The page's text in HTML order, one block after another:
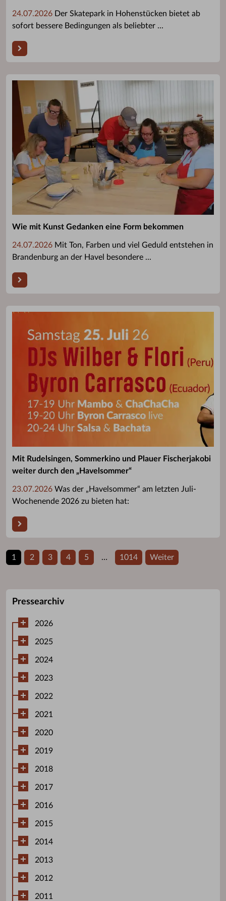
24.07.2026 Der Skatepark in Hohenstücken bietet ab
sofort bessere Bedingungen als beliebter ...
Wie mit Kunst Gedanken eine Form bekommen
24.07.2026 Mit Ton, Farben und viel Geduld entstehen in
Brandenburg an der Havel besondere ...
Mit Rudelsingen, Sommerkino und Plauer Fischerjakobi
weiter durch den „Havelsommer“
23.07.2026 Was der „Havelsommer“ am letzten Juli-
Wochenende 2026 zu bieten hat:
1 2 3 4 5 … 1014 Weiter
Pressearchiv
2026
2025
2024
2023
2022
2021
2020
2019
2018
2017
2016
2015
2014
2013
2012
2011